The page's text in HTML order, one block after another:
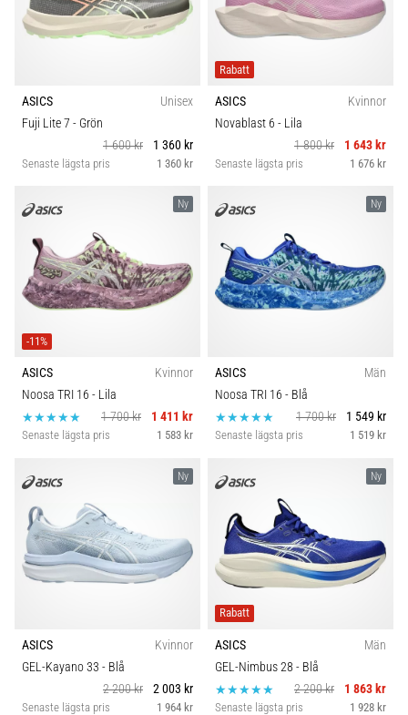
ASICS
Unisex
Fuji Lite 7 - Grön
1 600 kr
1 360 kr
Senaste lägsta pris 1 360 kr
Rabatt
ASICS
Kvinnor
Novablast 6 - Lila
1 800 kr
1 643 kr
Senaste lägsta pris 1 676 kr
Ny
-11%
ASICS
Kvinnor
Noosa TRI 16 - Lila
1 700 kr
1 411 kr
Senaste lägsta pris 1 583 kr
Ny
ASICS
Män
Noosa TRI 16 - Blå
1 700 kr
1 549 kr
Senaste lägsta pris 1 519 kr
Ny
ASICS
Kvinnor
GEL-Kayano 33 - Blå
2 200 kr
2 003 kr
Senaste lägsta pris 1 964 kr
Ny
Rabatt
ASICS
Män
GEL-Nimbus 28 - Blå
2 200 kr
1 863 kr
Senaste lägsta pris 1 928 kr